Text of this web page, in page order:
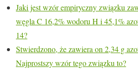
Jaki jest wzór empiryczny związku
węgla C 16,2% wodoru H i 45,1%
14?
Stwierdzono, że zawiera on 2,34 g
Najprostszy wzór tego związku to?